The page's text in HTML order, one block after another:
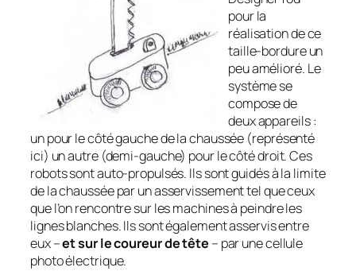
pour la
réalisation de ce
taille-bordure un
peu amélioré. Le
système se
compose de
deux appa­reils :
un pour le côté gauche de la chaus­sée (représenté
ici) un autre (demi-gau­che) pour le côté droit. Ces
robots sont auto-propulsés. Ils sont guidés à la limite
de la chaussée par un asservis­sement tel que ceux
que l’on rencontre sur les ma­chines à peindre les
lignes blanches. Ils sont également asservis entre
eux –et sur le coureur de tête – par une cellule
photo électrique.